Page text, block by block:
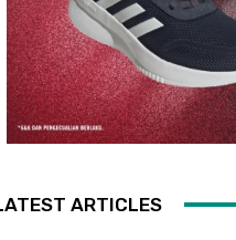
ARTICLES